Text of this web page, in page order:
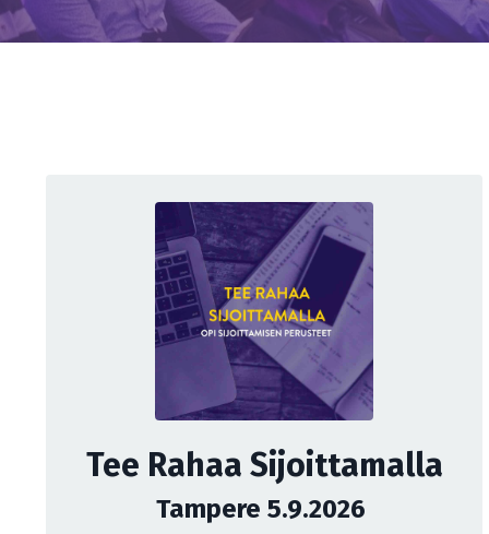
Tee Rahaa Sijoittamalla
Tampere 5.9.2026